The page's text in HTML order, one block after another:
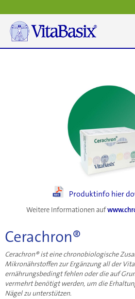
Inhalt
springen
Produktinfo hier
Weitere Informationen auf
Cerachron®
Cerachron® ist eine chronobiologische
Mikronährstoffen zur Ergänzung all der
ernährungsbedingt fehlen oder die auf
vermehrt benötigt werden, um die
Nägel zu unterstützen.